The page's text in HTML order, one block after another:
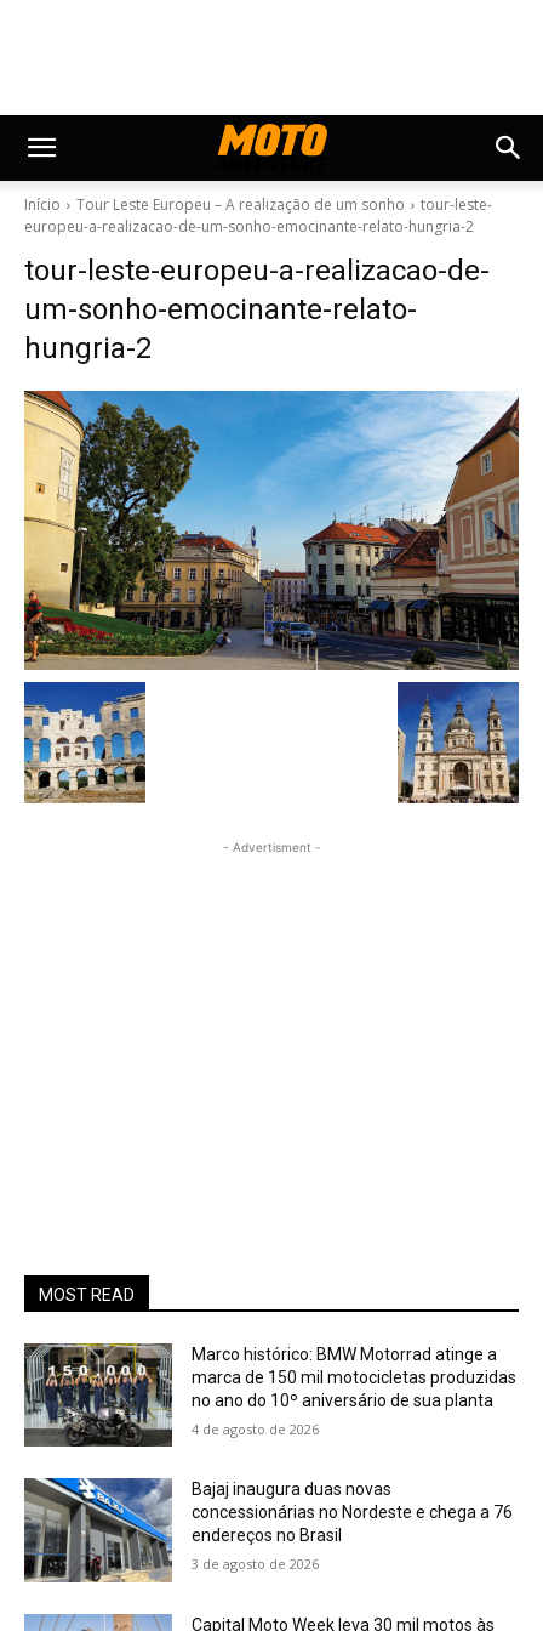
Início Tour Leste Europeu – A realização de um sonho
tour-leste-
europeu-a-realizacao-de-um-sonho-emocinante-relato-hungria-2
tour-leste-europeu-a-realizacao-de-
um-sonho-emocinante-relato-
hungria-2
- Advertisment -
MOST READ
Marco histórico: BMW Motorrad atinge a
marca de 150 mil motocicletas produzidas
no ano do 10º aniversário de sua planta
4 de agosto de 2026
Bajaj inaugura duas novas
concessionárias no Nordeste e chega a 76
endereços no Brasil
3 de agosto de 2026
Capital Moto Week leva 30 mil motos às